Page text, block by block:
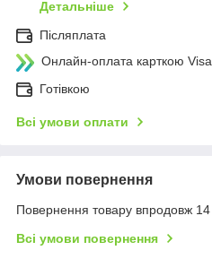
Детальніше
Післяплата
Онлайн-оплата карткою
Готівкою
Всі умови оплати
Умови повернення
Повернення товару впродовж 14
Всі умови повернення